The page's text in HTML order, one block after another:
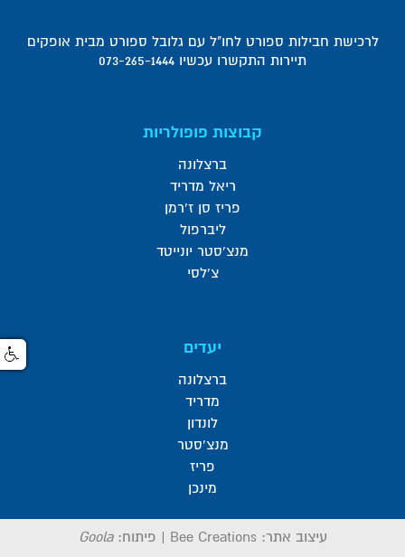
לרכישת חבילות ספורט לחו"ל עם גלובל ספורט מבית אופקים
תיירות התקשרו עכשיו 073-265-1444
קבוצות פופולריות
ברצלונה
ריאל מדריד
פריז סן ז'רמן
ליברפול
מנצ'סטר יונייטד
צ'לסי
יעדים
ברצלונה
מדריד
לונדון
מנצ'סטר
פריז
מינכן
עיצוב אתר: Bee Creations
| פיתוח:Goola